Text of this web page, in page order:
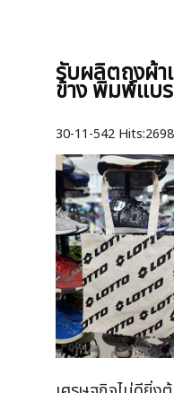
รับผลิตถุงผ้า
ข้าง พิมพ์แบ
30-11-542 Hits: